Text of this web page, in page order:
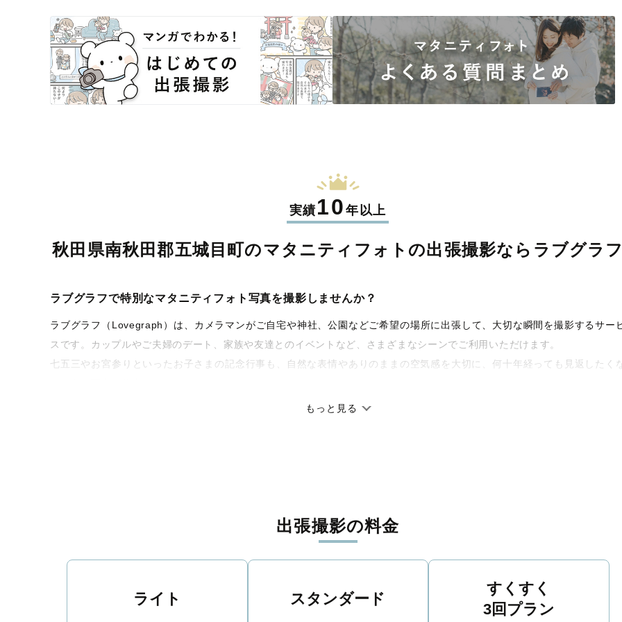
実績10年以上
秋田県南秋田郡五城目町のマタニティフォトの出張撮影なら ラブグラフ
ラブグラフで特別なマタニティフォト写真を撮影しませんか？
ラブグラフ（Lovegraph）は、カメラマンがご自宅や神社、公園などご希望の場所に出張して、大切な瞬間を撮影するサー
スです。カップルやご夫婦のデート、家族や友達とのイベントなど、さまざまなシーンでご利用いただけます。
七五三やお宮参りといったお子さまの記念行事も、自然な表情やありのままの空気感を大切に、何十年経っても見返したく
撮影後は、独自の編集技術で写真の明るさや色合いを丁寧に調整。自然な雰囲気を残しつつも、おしゃれで洗練された仕上が
い。
もっと見る
出張撮影の料金
ライト スタンダード
すくすく
3回プラン